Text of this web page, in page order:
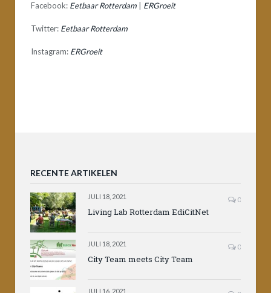
Facebook: Eetbaar Rotterdam ERGroeit
Twitter: Eetbaar Rotterdam
Instagram: ERGroeit
RECENTE ARTIKELEN
JULI 18, 2021 0
Living Lab Rotterdam EdiCitNet
JULI 18, 2021 0
City Team meets City Team
JULI 16, 2021